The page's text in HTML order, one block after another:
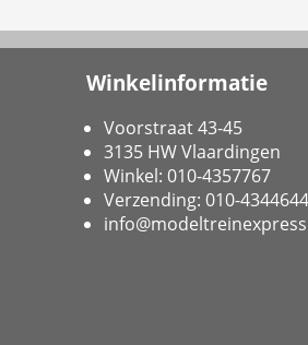
Winkelinformatie
Voorstraat 43-45
3135 HW Vlaardingen
Winkel: 010-4357767
Verzending: 010-4344644